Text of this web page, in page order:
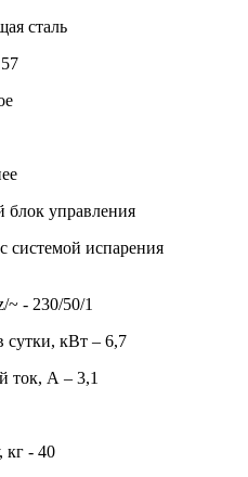
сталь
блок управления
системой испарения
~ - 230/50/1
сутки, кВт – 6,7
ток, А – 3,1
кг - 40